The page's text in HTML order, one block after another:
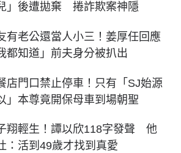
」後遭拋棄 捲詐欺案神隱
有老公還當人小三！姜厚任回應
都知道」前夫身分被扒出
店門口禁止停車！只有「SJ始源
」本尊竟開保母車到場朝聖
翔輕生！譚以欣118字發聲 他
：活到49歲才找到真愛